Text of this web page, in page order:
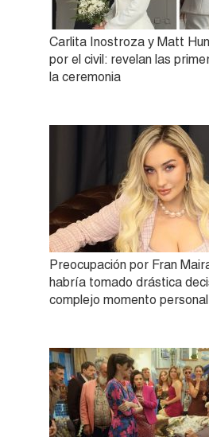
Carlita Inostroza y Matt
por el civil: revelan las
la ceremonia
Preocupación por Fran
habría tomado drástica
complejo momento personal